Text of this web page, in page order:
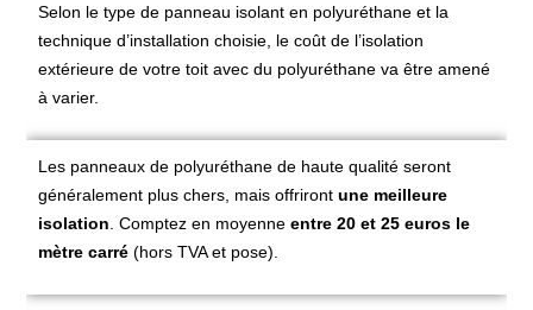
Selon le type de panneau isolant en polyuréthane et la
technique d’installation choisie, le coût de l’isolation
extérieure de votre toit avec du polyuréthane va être amené
à varier.
Les panneaux de polyuréthane de haute qualité seront
généralement plus chers, mais offrirontune meilleure
isolation . Comptez en moyenneentre 20 et 25 euros le
mètre carré (hors TVA et pose).